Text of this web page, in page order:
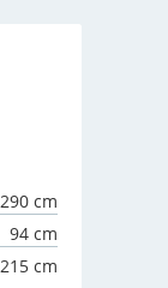
290 cm
94 cm
215 cm